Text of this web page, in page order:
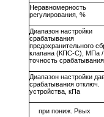
Неравномерность
регулирования, %
Диапазон настройки
срабатывания
предохранительного
клапана (КПС-С), МПа /
точность срабатывания
Диапазон настройки
срабатывания отключ.
устройства, кПа
при пониж. Рвых